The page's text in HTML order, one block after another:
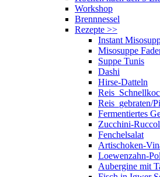
Workshop
Brennnessel
Rezepte >>
Instant
Misosuppe
Suppe Tunis
Dashi
Hirse-Datteln
Reis_gebraten/
Fermentiertes
Zucchini-
Fenchelsalat
Artischoken-
Loewenzahn-
Aubergine mit